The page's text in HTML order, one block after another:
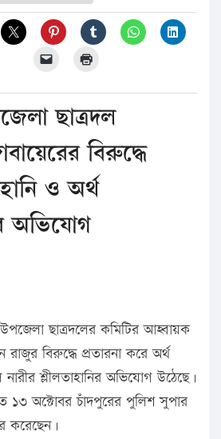
ছাত্রদল
বিরুদ্ধে
ও অর্থ
অভিযোগ
ছাত্রদলের কমিটির আহ্বায়ক
বিরুদ্ধে প্রতারনা করে অর্থ
শ্লীলতাহানির অভিযোগ উঠেছে।
১৩ অক্টোবর চাঁদপুরের পুলিশ সুপার
করেছেন।